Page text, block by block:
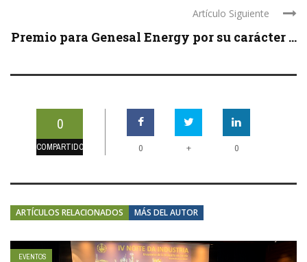
Artículo Siguiente
Premio para Genesal Energy por su carácter ...
0
COMPARTIDOS 0 + 0
ARTÍCULOS RELACIONADOS MÁS DEL AUTOR
EVENTOS